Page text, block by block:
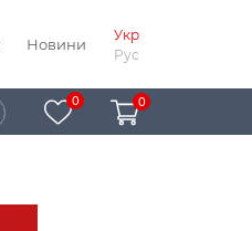
Новини
Укр
Рус
0 0